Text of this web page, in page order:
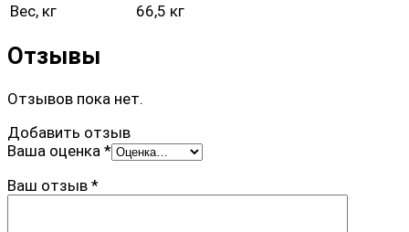
Вес, кг
66,5 кг
Отзывы
Отзывов пока нет.
Добавить отзыв
Ваша оценка *
Ваш отзыв *